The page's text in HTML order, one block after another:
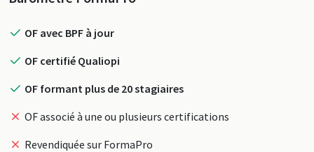
OF avec BPF à jour
OF certifié Qualiopi
OF formant plus de 20 stagiaires
OF associé à une ou plusieurs certifications
Revendiquée sur FormaPro